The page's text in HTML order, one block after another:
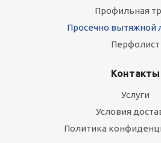
Профильная
Просечно вытяжной
Перфолист
Контакты
Услуги
Условия
Политика